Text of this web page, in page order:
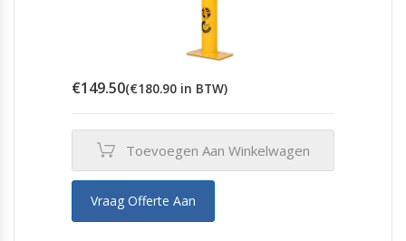
€149.50(€180.90 in BTW)
Toevoegen Aan Winkelwagen
Vraag Offerte Aan